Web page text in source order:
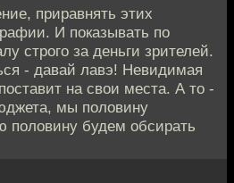
приравнять этих
И показывать по
строго за деньги зрителей.
- давай лавэ! Невидимая
на свои места. А то -
мы половину
половину будем обсирать